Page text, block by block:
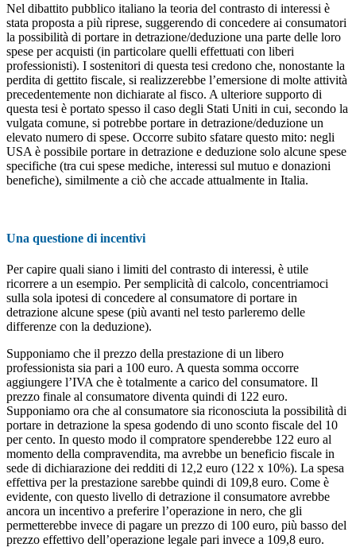
Nel dibattito pubblico italiano la teoria del contrasto di interessi è
stata proposta a più riprese, suggerendo di concedere ai consumatori
la possibilità di portare in detrazione/deduzione una parte delle loro
spese per acquisti (in particolare quelli effettuati con liberi
professionisti). I sostenitori di questa tesi credono che, nonostante la
perdita di gettito fiscale, si realizzerebbe l’emersione di molte attività
precedentemente non dichiarate al fisco. A ulteriore supporto di
questa tesi è portato spesso il caso degli Stati Uniti in cui, secondo la
vulgata comune, si potrebbe portare in detrazione/deduzione un
elevato numero di spese. Occorre subito sfatare questo mito: negli
USA è possibile portare in detrazione e deduzione solo alcune spese
specifiche (tra cui spese mediche, interessi sul mutuo e donazioni
benefiche), similmente a ciò che accade attualmente in Italia.
Una questione di incentivi
Per capire quali siano i limiti del contrasto di interessi, è utile
ricorrere a un esempio. Per semplicità di calcolo, concentriamoci
sulla sola ipotesi di concedere al consumatore di portare in
detrazione alcune spese (più avanti nel testo parleremo delle
differenze con la deduzione).
Supponiamo che il prezzo della prestazione di un libero
professionista sia pari a 100 euro. A questa somma occorre
aggiungere l’IVA che è totalmente a carico del consumatore. Il
prezzo finale al consumatore diventa quindi di 122 euro.
Supponiamo ora che al consumatore sia riconosciuta la possibilità di
portare in detrazione la spesa godendo di uno sconto fiscale del 10
per cento. In questo modo il compratore spenderebbe 122 euro al
momento della compravendita, ma avrebbe un beneficio fiscale in
sede di dichiarazione dei redditi di 12,2 euro (122 x 10%). La spesa
effettiva per la prestazione sarebbe quindi di 109,8 euro. Come è
evidente, con questo livello di detrazione il consumatore avrebbe
ancora un incentivo a preferire l’operazione in nero, che gli
permetterebbe invece di pagare un prezzo di 100 euro, più basso del
prezzo effettivo dell’operazione legale pari invece a 109,8 euro.